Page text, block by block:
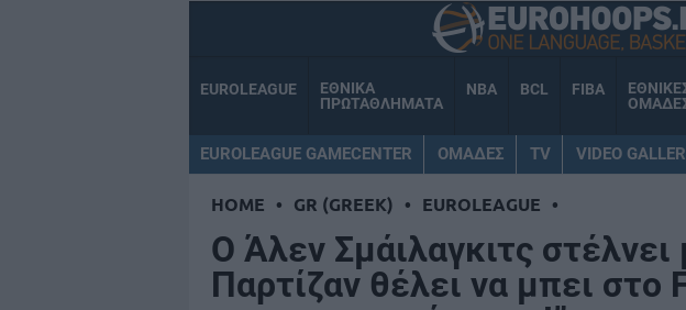
EUROLEAGUE
ΕΘΝΙΚΑ
ΠΡΩΤΑΘΛΗΜΑΤΑ
NBA BCL FIBA
EUROLEAGUE GAMECENTER ΟΜΑΔΕΣ TV VIDEO
HOME • GR (GREEK) • EUROLEAGUE •
Ο Άλεν Σμάιλαγκιτς
Παρτίζαν θέλει να μπει στο